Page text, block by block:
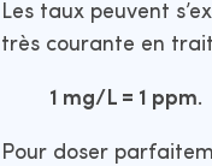
Les taux peuvent
très courante en
1 mg/L = 1 ppm.
Pour doser